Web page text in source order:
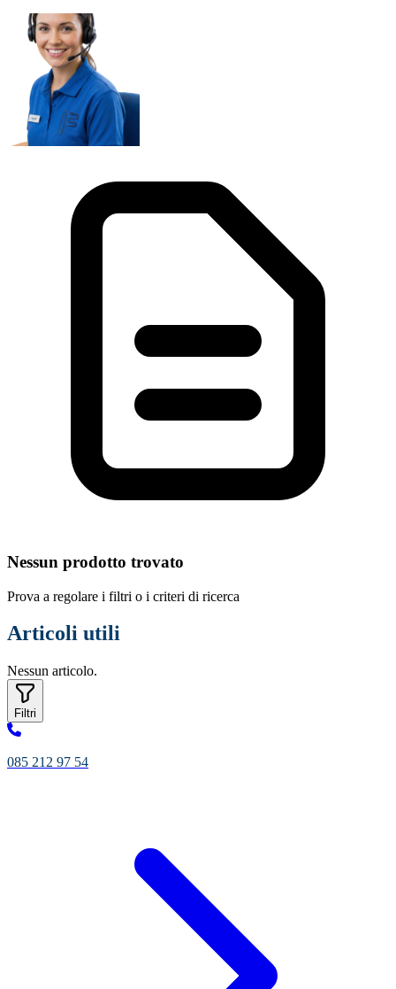
Nessun prodotto trovato
Prova a regolare i filtri o i criteri di ricerca
Articoli utili
Nessun articolo.
Filtri
085 212 97 54